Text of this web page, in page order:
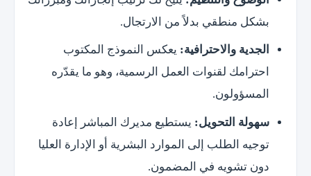
بشكل منطقي بدلاً من الارتجال.
الجدية والاحترافية: يعكس النموذج المكتوب
احترامك لقنوات العمل الرسمية، وهو ما يقدّره
المسؤولون.
سهولة التحويل: يستطيع مديرك المباشر إعادة
توجيه الطلب إلى الموارد البشرية أو الإدارة العليا
دون تشويه في المضمون.